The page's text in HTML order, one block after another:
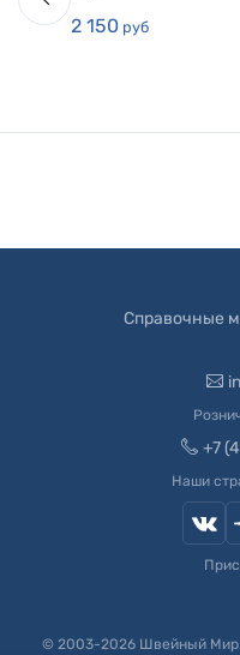
2 150 руб
Справочные
+7
Наши
© 2003-2026Швейный